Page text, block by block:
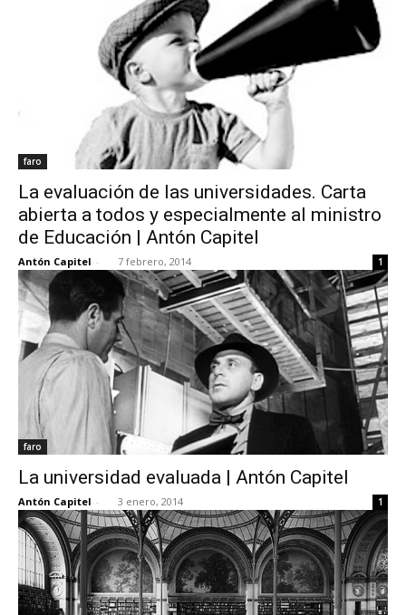
faro
La evaluación de las universidades. Carta
abierta a todos y especialmente al ministro
de Educación | Antón Capitel
Antón Capitel - 7 febrero, 2014 1
faro
La universidad evaluada | Antón Capitel
Antón Capitel - 3 enero, 2014 1